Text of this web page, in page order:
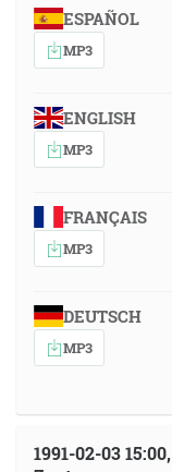
ESPAÑOL
MP3
ENGLISH
MP3
FRANÇAIS
MP3
DEUTSCH
MP3
1991-02-03